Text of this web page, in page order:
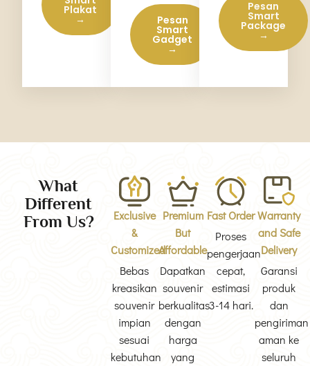
Plakat
→ Pesan
Smart
Gadget
→
Pesan
Smart
Package
→
What
Different
From Us?
Exclusive
&
Customized
Bebas
kreasikan
souvenir
impian
sesuai
kebutuhan
Premium
But
Affordable
Dapatkan
souvenir
berkualitas
dengan
harga
yang
Fast Order
Proses
pengerjaan
cepat,
estimasi
3-14 hari.
Warranty
and Safe
Delivery
Garansi
produk
dan
pengiriman
aman ke
seluruh